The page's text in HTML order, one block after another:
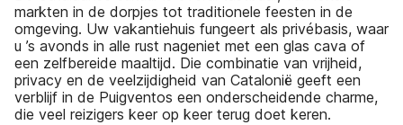
markten in de dorpjes tot traditionele feesten in de
omgeving. Uw vakantiehuis fungeert als privébasis, waar
u ’s avonds in alle rust nageniet met een glas cava of
een zelfbereide maaltijd. Die combinatie van vrijheid,
privacy en de veelzijdigheid van Catalonië geeft een
verblijf in de Puigventos een onderscheidende charme,
die veel reizigers keer op keer terug doet keren.